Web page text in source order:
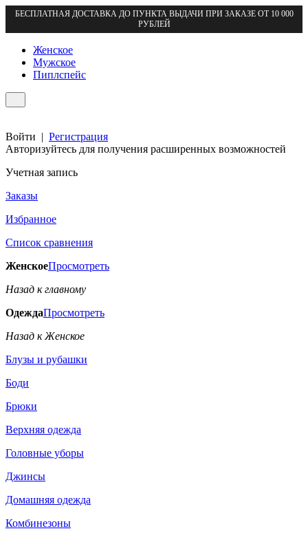
БЕСПЛАТНАЯ ДОСТАВКА ДО ПУНКТА ВЫДАЧИ ПРИ ЗАКАЗЕ ОТ 10 000
РУБЛЕЙ
Женское
Мужское
Пиплспейс
Войти | Регистрация
Авторизуйтесь для получения расширенных возможностей
Учетная запись
Заказы
Избранное
Список сравнения
ЖенскоеПросмотреть
Назад к главному
ОдеждаПросмотреть
Назад к Женское
Блузы и рубашки
Боди
Брюки
Верхняя одежда
Головные уборы
Джинсы
Домашняя одежда
Комбинезоны